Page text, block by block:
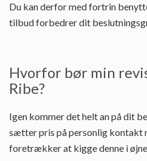
Du kan derfor med fortrin
tilbud forbedrer dit
Hvorfor bør min
Ribe?
Igen kommer det helt an på dit
sætter pris på personlig kontakt
foretrækker at kigge denne i